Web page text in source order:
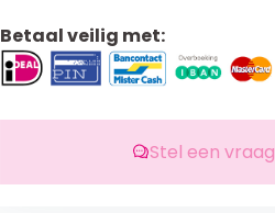
Betaal veilig met:
Stel een vraag